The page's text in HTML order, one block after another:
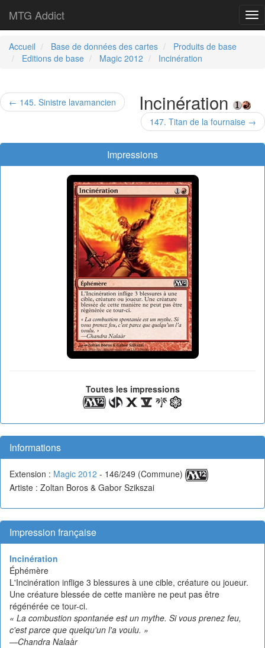
MTG Addict
Accueil Base de données des cartes
Produits de base
Editions de base
Magic 2012 Incinération
← 145. Sinistre lavamancien Incinération
147. Titan de la fournaise →
Impressions
Toutes les impressions
Informations
Extension : Magic 2012 - 146/249 (Commune)
Artiste : Zoltan Boros & Gabor Szikszai
Impression française
Incinération
Éphémère
L'Incinération inflige 3 blessures à une cible, créature ou joueur.
Une créature blessée de cette manière ne peut pas être
régénérée ce tour-ci.
« La combustion spontanée est un mythe. Si vous prenez feu,
c'est parce que quelqu'un l'a voulu. »
—Chandra Nalaàr